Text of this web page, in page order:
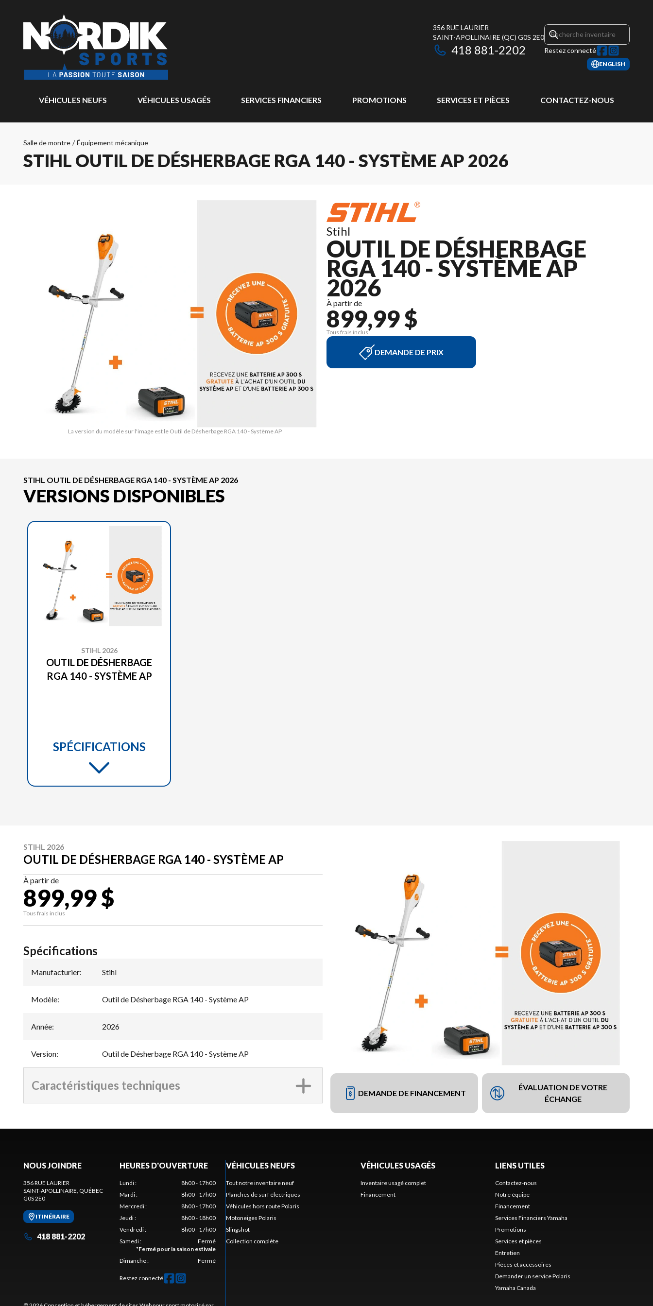
356 RUE LAURIER
SAINT-APOLLINAIRE (QC) G0S 2E0
418 881-2202 Restez connecté
ENGLISH
VÉHICULES NEUFS VÉHICULES USAGÉS SERVICES FINANCIERS PROMOTIONS SERVICES ET PIÈCES CONTACTEZ-NOUS
Salle de montre / Équipement mécanique
STIHL OUTIL DE DÉSHERBAGE RGA 140 - SYSTÈME AP 2026
La version du modèle sur l'image est le Outil de Désherbage RGA 140 - Système AP
Stihl
OUTIL DE DÉSHERBAGE
RGA 140 - SYSTÈME AP
2026
À partir de
899,99 $
Tous frais inclus
DEMANDE DE PRIX
STIHL OUTIL DE DÉSHERBAGE RGA 140 - SYSTÈME AP 2026
VERSIONS DISPONIBLES
STIHL 2026
OUTIL DE DÉSHERBAGE
RGA 140 - SYSTÈME AP
SPÉCIFICATIONS
STIHL 2026
OUTIL DE DÉSHERBAGE RGA 140 - SYSTÈME AP
À partir de
899,99 $
Tous frais inclus
DEMANDE DE FINANCEMENT
ÉVALUATION DE VOTRE
ÉCHANGE
Spécifications
Manufacturier: Stihl
Modèle: Outil de Désherbage RGA 140 - Système AP
Année: 2026
Version: Outil de Désherbage RGA 140 - Système AP
Caractéristiques techniques
NOUS JOINDRE
356 RUE LAURIER
SAINT-APOLLINAIRE, QUÉBEC
G0S 2E0
ITINÉRAIRE
418 881-2202
HEURES D'OUVERTURE
Lundi:
8h00 - 17h00
Mardi:
8h00 - 17h00
Mercredi:
8h00 - 17h00
Jeudi:
8h00 - 18h00
Vendredi:
8h00 - 17h00
Samedi:
Fermé
*Fermé pour la saison estivale
Dimanche: Fermé
Restez connecté
VÉHICULES NEUFS
Tout notre inventaire neuf
Planches de surf électriques
Véhicules hors route Polaris
Motoneiges Polaris
Slingshot
Collection complète
VÉHICULES USAGÉS
Inventaire usagé complet
Financement
LIENS UTILES
Contactez-nous
Notre équipe
Financement
Services Financiers Yamaha
Promotions
Services et pièces
Entretien
Pièces et accessoires
Demander un service Polaris
Yamaha Canada